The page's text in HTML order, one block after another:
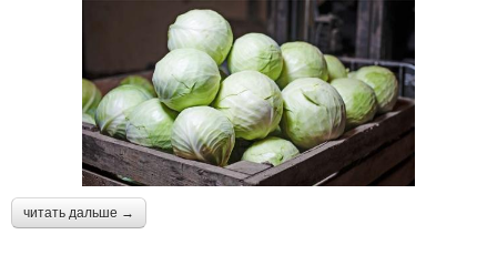
читать дальше →